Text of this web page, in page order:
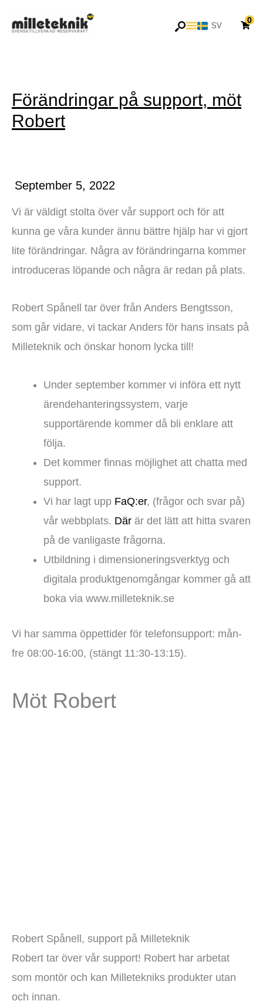
SV
EN
0
Förändringar på support, möt
Robert
September 5, 2022
Vi är väldigt stolta över vår support och för att
kunna ge våra kunder ännu bättre hjälp har vi gjort
lite förändringar. Några av förändringarna kommer
introduceras löpande och några är redan på plats.
Robert Spånell tar över från Anders Bengtsson,
som går vidare, vi tackar Anders för hans insats på
Milleteknik och önskar honom lycka till!
Under september kommer vi införa ett nytt
ärendehanteringssystem, varje
supportärende kommer då bli enklare att
följa.
Det kommer finnas möjlighet att chatta med
support.
Vi har lagt upp FaQ:er, (frågor och svar på)
vår webbplats. Där är det lätt att hitta svaren
på de vanligaste frågorna.
Utbildning i dimensioneringsverktyg och
digitala produktgenomgångar kommer gå att
boka via www.milleteknik.se
Vi har samma öppettider för telefonsupport: mån-
fre 08:00-16:00, (stängt 11:30-13:15).
Möt Robert
Robert Spånell, support på Milleteknik
Robert tar över vår support! Robert har arbetat
som montör och kan Milletekniks produkter utan
och innan.